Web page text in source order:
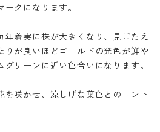
クになります。
着実に株が大きくなり、見ごたえ
りが良いほどゴールドの発色が鮮や
リーンに近い色合いになります。
を咲かせ、涼しげな葉色とのコント